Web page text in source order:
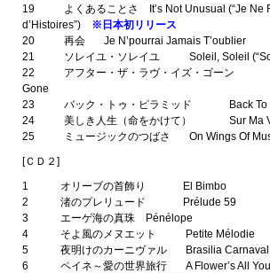
19 よくあることさ It’s Not Unusual (“Je Ne
d’Histoires”) ※日本初リリース
20 再会 Je N’pourrai Jamais T’oublier
21 ソレイユ・ソレイユ Soleil, Soleil
22 アフター・ザ・ラヴ・イズ・ゴーン
Gone
23 バック・トゥ・ピラミッド Back To
24 美しき人生（命をかけて） Sur Ma
25 ミュージックのつばさ On
[ＣＤ２]
1 オリーブの首飾り El Bimbo
2 渚のプレリュード Prélude 59
3 エーゲ海の真珠 Pénélope
4 そよ風のメヌエット Petite Mélodie
5 夜明けのカーニヴァル Brasilia Carnaval
6 ペイネ～愛の世界旅行 A Flower’s All You